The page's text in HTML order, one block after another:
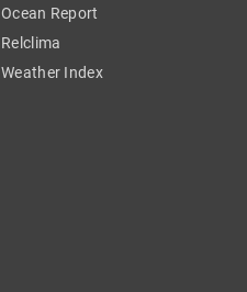
Ocean Report
Relclima
Weather Index